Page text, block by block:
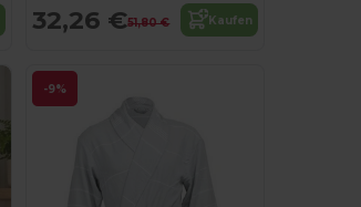
32,26 €51,80 € Kaufen
-9%